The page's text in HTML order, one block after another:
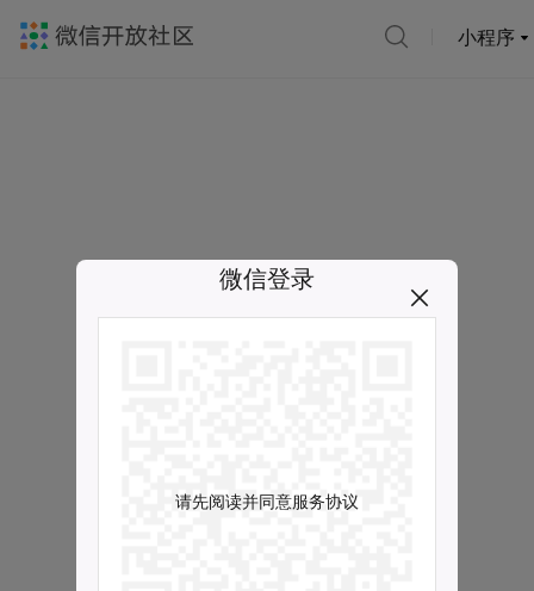
小程序
微信登录
请先阅读并同意服务协议